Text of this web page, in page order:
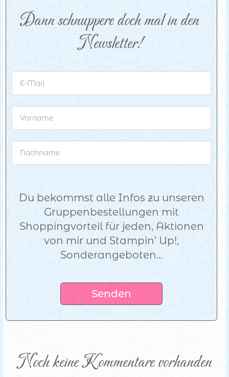
Dann schnuppere doch mal in den
Newsletter!
Du bekommst alle Infos zu unseren
Gruppenbestellungen mit
Shoppingvorteil für jeden, Aktionen
von mir und Stampin’ Up!,
Sonderangeboten...
Senden
Noch keine Kommentare vorhanden